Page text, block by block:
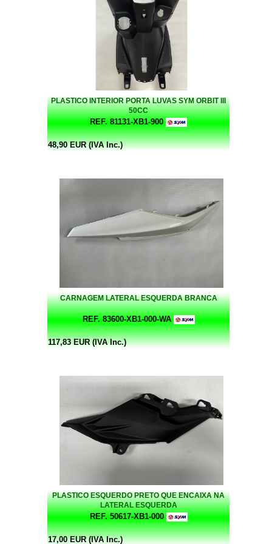
PLASTICO INTERIOR PORTA LUVAS SYM ORBIT III
50CC
REF. 81131-XB1-900
48,90 EUR (IVA Inc.)
CARNAGEM LATERAL ESQUERDA BRANCA
REF. 83600-XB1-000-WA
117,83 EUR (IVA Inc.)
PLASTICO ESQUERDO PRETO QUE ENCAIXA NA
LATERAL ESQUERDA
REF. 50617-XB1-000
17,00 EUR (IVA Inc.)